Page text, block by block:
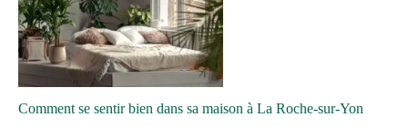
Comment se sentir bien dans sa maison à La Roche-sur-Yon